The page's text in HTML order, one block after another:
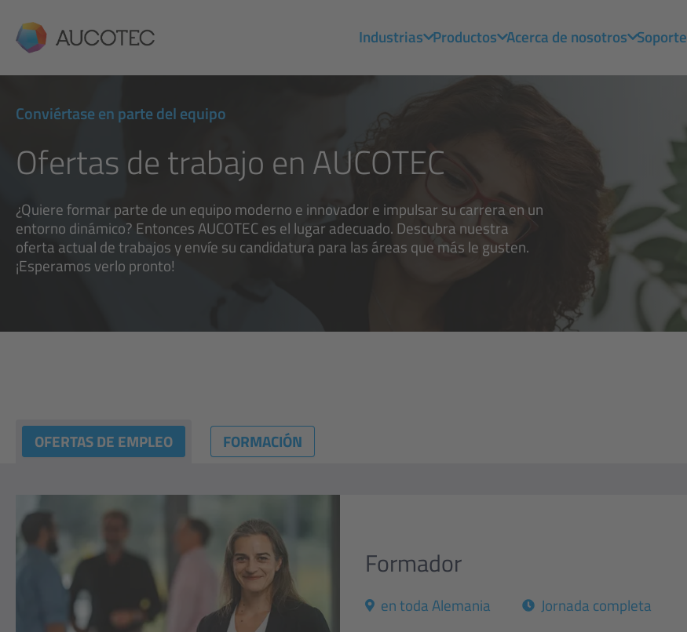
AUCOTEC Industrias Productos Acerca de nosotros Soporte
Conviértase en parte del equipo
Ofertas de trabajo en AUCOTEC
¿Quiere formar parte de un equipo moderno e innovador e impulsar su carrera en un
entorno dinámico? Entonces AUCOTEC es el lugar adecuado. Descubra nuestra
oferta actual de trabajos y envíe su candidatura para las áreas que más le gusten.
¡Esperamos verlo pronto!
OFERTAS DE EMPLEO FORMACIÓN
Formador
en toda Alemania Jornada completa